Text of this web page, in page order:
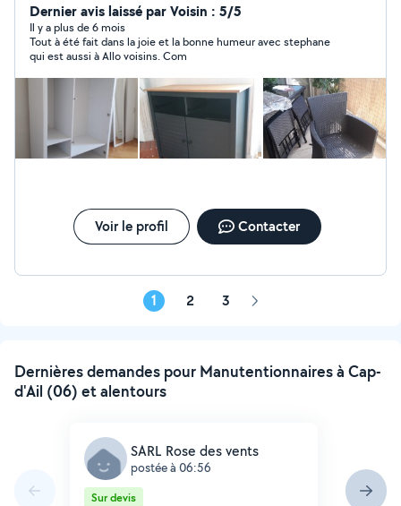
service mes savoir faire montageinstallation meubles
,parquets,lino,lambris,papie peint,peinture etc...
Dernier avis laissé par Voisin : 5/5
Il y a plus de 6 mois
Tout à été fait dans la joie et la bonne humeur avec stephane
qui est aussi à Allo voisins. Com
Voir le profil Contacter
1 2 3 Page
Dernières demandes pour Manutentionnaires à Cap-
d'Ail (06) et alentours
SARL Rose des vents
postée à 06:56
Sur devis